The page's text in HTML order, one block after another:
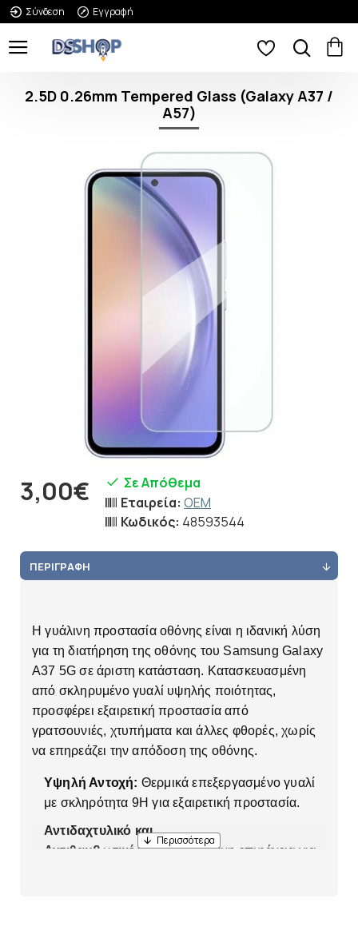
Σύνδεση Εγγραφή
2.5D 0.26mm Tempered Glass (Galaxy A37 /
Α57)
3,00€
Σε Απόθεμα
Εταιρεία: OEM
Κωδικός: 48593544
ΠΕΡΙΓΡΑΦΉ
Η γυάλινη προστασία οθόνης είναι η ιδανική λύση
για τη διατήρηση της οθόνης του Samsung Galaxy
A37 5G σε άριστη κατάσταση. Κατασκευασμένη
από σκληρυμένο γυαλί υψηλής ποιότητας,
προσφέρει εξαιρετική προστασία από
γρατσουνιές, χτυπήματα και άλλες φθορές, χωρίς
να επηρεάζει την απόδοση της οθόνης.
Υψηλή Αντοχή: Θερμικά επεξεργασμένο γυαλί
με σκληρότητα 9H για εξαιρετική προστασία.
Αντιδαχτυλικό και
Αντιθαμβωτικό:Επεξεργασμένη επιφάνεια για